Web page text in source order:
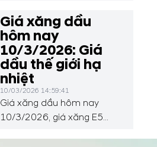
Giá xăng dầu
hôm nay
10/3/2026: Giá
dầu thế giới hạ
nhiệt
10/03/2026 14:59:41
Giá xăng dầu hôm nay
10/3/2026, giá xăng E5